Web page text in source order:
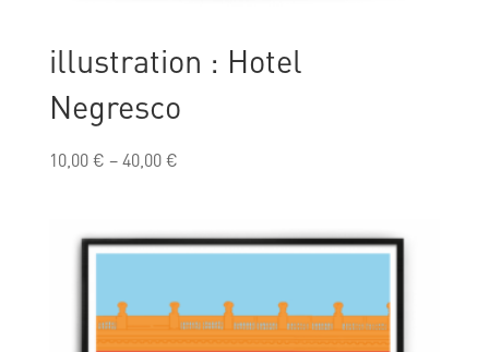
illustration : Hotel
Negresco
10,00€ –40,00€